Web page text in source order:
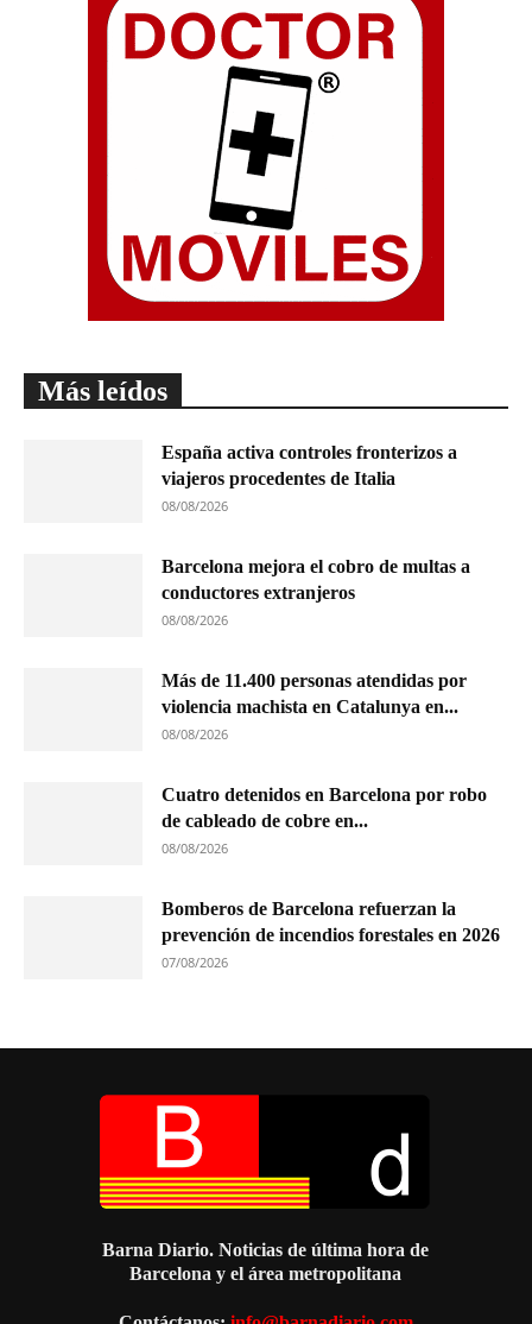
Más leídos
España activa controles fronterizos a
viajeros procedentes de Italia
08/08/2026
Barcelona mejora el cobro de multas a
conductores extranjeros
08/08/2026
Más de 11.400 personas atendidas por
violencia machista en Catalunya en...
08/08/2026
Cuatro detenidos en Barcelona por robo
de cableado de cobre en...
08/08/2026
Bomberos de Barcelona refuerzan la
prevención de incendios forestales en 2026
07/08/2026
Barna Diario. Noticias de última hora de
Barcelona y el área metropolitana